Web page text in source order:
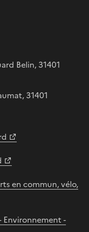
Belin, 31401
31401
en commun, vélo,
Environnement -